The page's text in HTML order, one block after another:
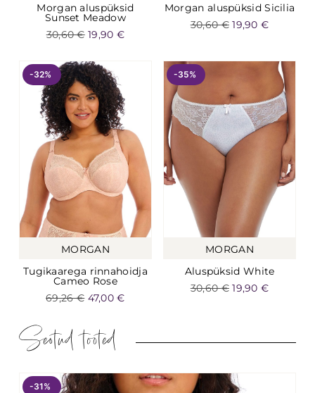
Morgan aluspüksid
Sunset Meadow
30,60€ 19,90 €
Morgan aluspüksid Sicilia
30,60€ 19,90€
-32%
MORGAN
Tugikaarega rinnahoidja
Cameo Rose
69,26€ 47,00€
-35%
MORGAN
Aluspüksid White
30,60€ 19,90€
Seotud tooted
-31%